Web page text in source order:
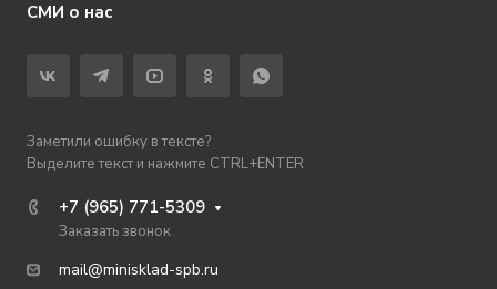
СМИ о нас
Заметили ошибку в тексте?
Выделите текст и нажмите CTRL+ENTER
+7 (965) 771-5309
Заказать звонок
mail@minisklad-spb.ru